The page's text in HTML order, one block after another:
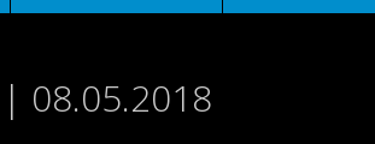
| 08.05.2018